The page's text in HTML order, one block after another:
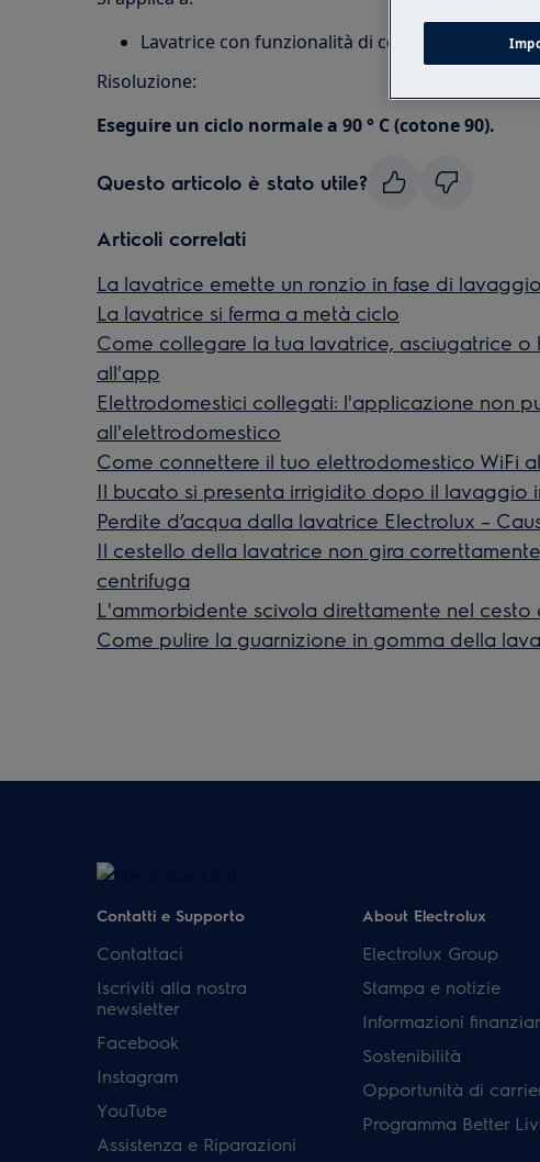
Lavatrice con funzionalità di connettività
Risoluzione:
Eseguire un ciclo normale a 90 ° C (cotone 90).
Questo articolo è stato utile?
Articoli correlati
La lavatrice emette un ronzio in fase di lavaggio
La lavatrice si ferma a metà ciclo
Come collegare la tua lavatrice, asciugatrice o
all'app
Elettrodomestici collegati: l'applicazione non
all'elettrodomestico
Come connettere il tuo elettrodomestico WiFi
Il bucato si presenta irrigidito dopo il lavaggio
Perdite d’acqua dalla lavatrice Electrolux –
Il cestello della lavatrice non gira
centrifuga
L'ammorbidente scivola direttamente nel
Come pulire la guarnizione in gomma della
Contatti e Supporto
Contattaci
Iscriviti alla nostra
newsletter
Facebook
Instagram
YouTube
Assistenza e Riparazioni
About Electrolux
Electrolux Group
Stampa e notizie
Informazioni
Sostenibilità
Opportunità di
Programma Better